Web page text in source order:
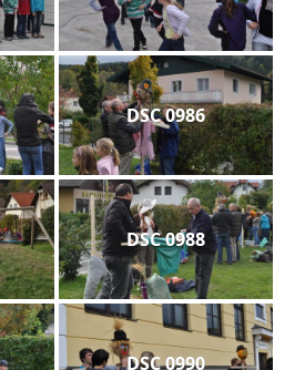
DSC 0986
DSC 0988
DSC 0990